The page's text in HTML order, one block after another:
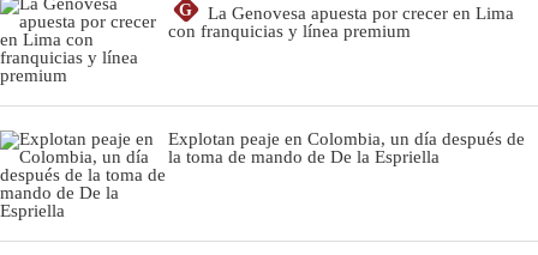
G
La Genovesa apuesta por crecer en Lima
con franquicias y línea premium
Explotan peaje en Colombia, un día después de
la toma de mando de De la Espriella